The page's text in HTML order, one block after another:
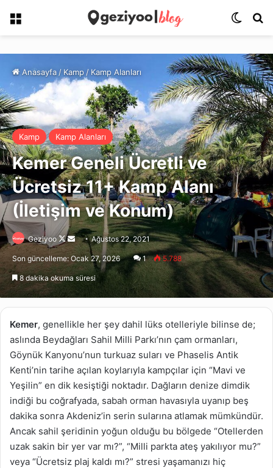
Menü Dış
Anasayfa / Kamp /Kamp Alanları
Kamp Kamp Alanları
Kemer Geneli Ücretli ve
Ücretsiz 11+ Kamp Alanı
(İletişim ve Konum)
Geziyoo
Follow
on
X
Bir
e-
posta
göndermek
Ağustos 22, 2021
Son güncelleme: Ocak 27, 2026 1 5.788
8 dakika okuma süresi
Kemer, genellikle her şey dahil lüks otelleriyle bilinse de;
aslında Beydağları Sahil Milli Parkı’nın çam ormanları,
Göynük Kanyonu’nun turkuaz suları ve Phaselis Antik
Kenti’nin tarihe açılan koylarıyla kampçılar için “Mavi ve
Yeşilin” en dik kesiştiği noktadır. Dağların denize dimdik
indiği bu coğrafyada, sabah orman havasıyla uyanıp beş
dakika sonra Akdeniz’in serin sularına atlamak mümkündür.
Ancak sahil şeridinin yoğun olduğu bu bölgede “Otellerden
uzak sakin bir yer var mı?”, “Milli parkta ateş yakılıyor mu?”
veya “Ücretsiz plaj kaldı mı?” stresi yaşamanızı hiç